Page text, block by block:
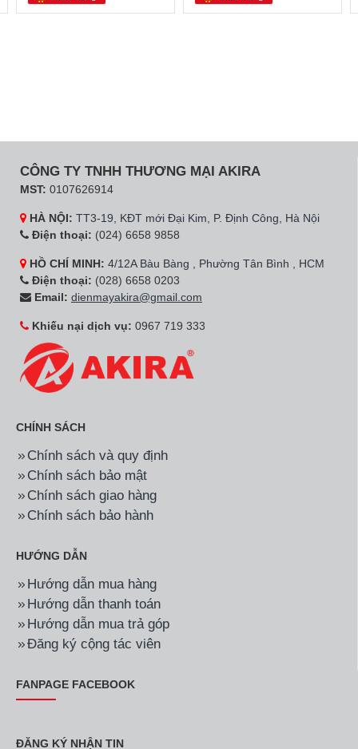
CÔNG TY TNHH THƯƠNG MẠI AKIRA
MST: 0107626914
HÀ NỘI: TT3-19, KĐT mới Đại Kim, P. Định Công, Hà Nội
Điện thoại: (024) 6658 9858
HỒ CHÍ MINH: 4/12A Bàu Bàng , Phường Tân Bình , HCM
Điện thoại: (028) 6658 0203
Email: dienmayakira@gmail.com
Khiếu nại dịch vụ: 0967 719 333
CHÍNH SÁCH
Chính sách và quy định
Chính sách bảo mật
Chính sách giao hàng
Chính sách bảo hành
HƯỚNG DẪN
Hướng dẫn mua hàng
Hướng dẫn thanh toán
Hướng dẫn mua trả góp
Đăng ký cộng tác viên
FANPAGE FACEBOOK
ĐĂNG KÝ NHẬN TIN